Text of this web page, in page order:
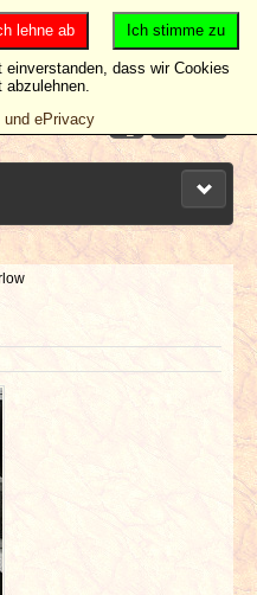
Ich stimme zu
lehne ab
dass wir Cookies
abzulehnen.
und ePrivacy